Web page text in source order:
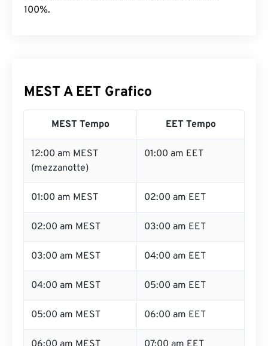
100%.
MEST A EET Grafico
MEST Tempo EET Tempo
12:00 am MEST
(mezzanotte)
01:00 am EET
01:00 am MEST 02:00 am EET
02:00 am MEST 03:00 am EET
03:00 am MEST 04:00 am EET
04:00 am MEST 05:00 am EET
05:00 am MEST 06:00 am EET